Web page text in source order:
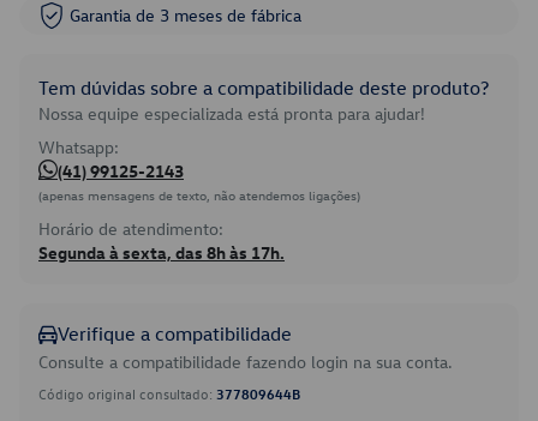
Garantia de 3 meses de fábrica
Tem dúvidas sobre a compatibilidade deste produto?
Nossa equipe especializada está pronta para ajudar!
Whatsapp:
(41) 99125-2143
(apenas mensagens de texto, não atendemos ligações)
Horário de atendimento:
Segunda à sexta, das 8h às 17h.
Verifique a compatibilidade
Consulte a compatibilidade fazendo login na sua conta.
Código original consultado: 377809644B